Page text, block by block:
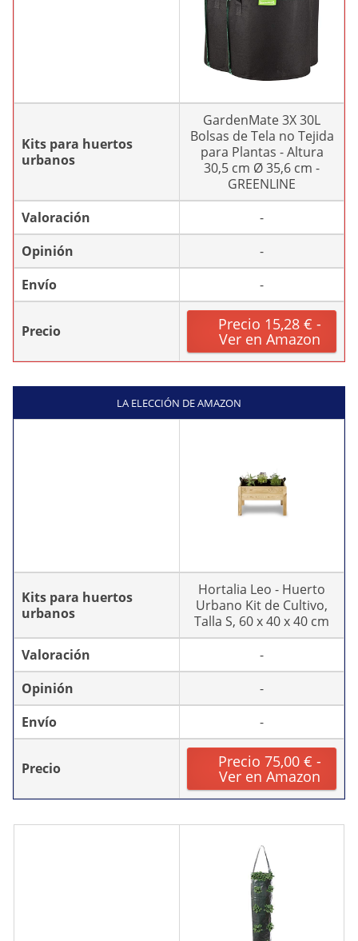
Kits para huertos
urbanos
GardenMate 3X 30L
Bolsas de Tela no Tejida
para Plantas - Altura
30,5 cm Ø 35,6 cm -
GREENLINE
Valoración
-
Opinión
-
Envío
-
Precio Precio 15,28 € -
Ver en Amazon
LA ELECCIÓN DE AMAZON
Kits para huertos
urbanos
Hortalia Leo - Huerto
Urbano Kit de Cultivo,
Talla S, 60 x 40 x 40 cm
Valoración
-
Opinión
-
Envío
-
Precio Precio 75,00 € -
Ver en Amazon